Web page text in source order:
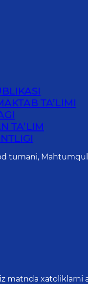
TA’LIMI
TA’LIM
tumani,
matnda